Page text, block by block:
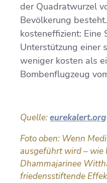
der Quadratwurzel
Bevölkerung
kosteneffizient: Eine
Unterstützung einer
weniger kosten als
Bombenflugzeug
Quelle:eurekalert.org
Foto oben: Wenn
ausgeführt wird – wie
Dhammajarinee
friedensstiftende